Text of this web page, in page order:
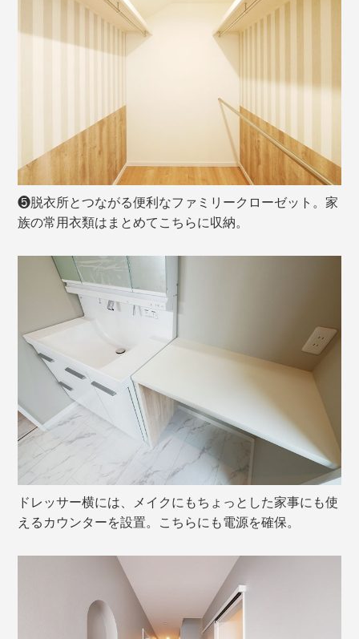
❺脱衣所とつながる便利なファミリークローゼット。家
族の常用衣類はまとめてこちらに収納。
ドレッサー横には、メイクにもちょっとした家事にも使
えるカウンターを設置。こちらにも電源を確保。